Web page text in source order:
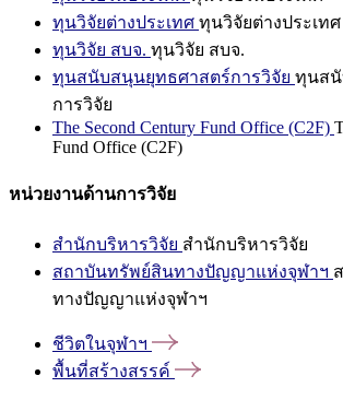
ทุนวิจัยต่างประเทศ ทุนวิจัยต่างประเทศ
ทุนวิจัย สบจ. ทุนวิจัย สบจ.
ทุนสนับสนุนยุทธศาสตร์การวิจัย ทุนสนั
การวิจัย
The Second Century Fund Office (C2F)
Fund Office (C2F)
หน่วยงานด้านการวิจัย
สำนักบริหารวิจัย สำนักบริหารวิจัย
สถาบันทรัพย์สินทางปัญญาแห่งจุฬาฯ
ทางปัญญาแห่งจุฬาฯ
ชีวิตในจุฬาฯ
พื้นที่สร้างสรรค์